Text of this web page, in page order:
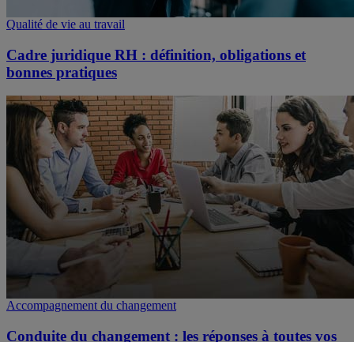
Qualité de vie au travail
Cadre juridique RH : définition, obligations et
bonnes pratiques
Accompagnement du changement
Conduite du changement : les réponses à toutes vos